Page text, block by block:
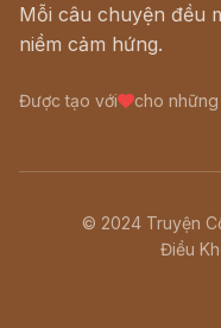
Mỗi câu chuyện đều
niềm cảm hứng.
Được tạo với cho
© 2024 Truyện
Điều